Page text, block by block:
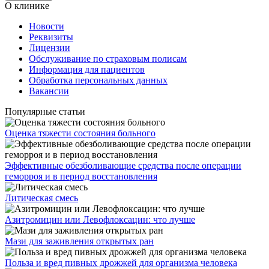
О клинике
Новости
Реквизиты
Лицензии
Обслуживание по страховым полисам
Информация для пациентов
Обработка персональных данных
Вакансии
Популярные статьи
Оценка тяжести состояния больного
Эффективные обезболивающие средства после операции
геморроя и в период восстановления
Литическая смесь
Азитромицин или Левофлоксацин: что лучше
Мази для заживления открытых ран
Польза и вред пивных дрожжей для организма человека